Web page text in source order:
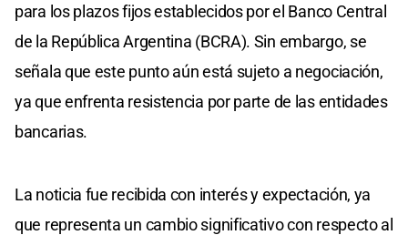
para los plazos fijos establecidos por el Banco Central
de la República Argentina (BCRA). Sin embargo, se
señala que este punto aún está sujeto a negociación,
ya que enfrenta resistencia por parte de las entidades
bancarias.
La noticia fue recibida con interés y expectación, ya
que representa un cambio significativo con respecto al